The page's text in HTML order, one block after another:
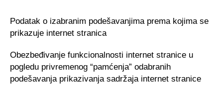
Podatak o izabranim podešavanjima prema kojima se
prikazuje internet stranica
Obezbeđivanje funkcionalnosti internet stranice u
pogledu privremenog “pamćenja” odabranih
podešavanja prikazivanja sadržaja internet stranice